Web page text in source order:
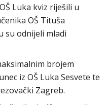
Luka kviz riješili u
OŠ Tituša
su odnijeli mladi
brojem
iz OŠ Luka Sesvete te
Zagreb.